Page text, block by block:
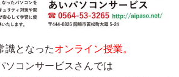
識となったオンライン授業。
ソコンサービスさんでは